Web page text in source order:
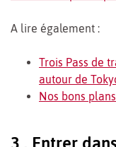
A lire également :
Trois Pass de
autour de
Nos bons
3 . Entrer